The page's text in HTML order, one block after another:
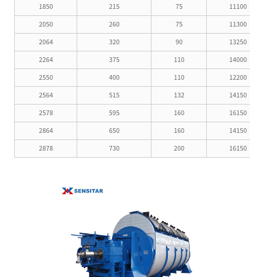
1850
215 75
11100
2050
260 75
11300
2064
320 90
13250
2264
375 110
14000
2550
400 110
12200
2564
515 132
14150
2578
595 160
16150
2864
650 160
14150
2878
730 200 16150